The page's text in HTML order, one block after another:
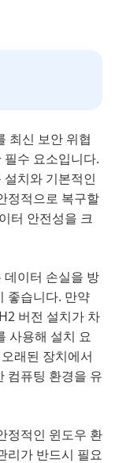
최신 보안 위협
수 요소입니다.
치와 기본적인
정적으로 복구할
터 안전성을 크
이터 손실을 방
좋습니다. 만약
버전 설치가 차
사용해 설치 요
래된 장치에서
컴퓨팅 환경을 유
정적인 윈도우 환
리가 반드시 필요